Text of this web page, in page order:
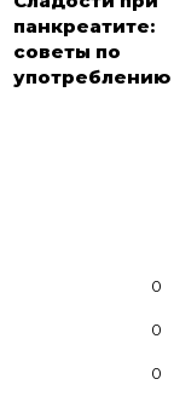
панкреатите:
советы по
употреблению
0
0
0